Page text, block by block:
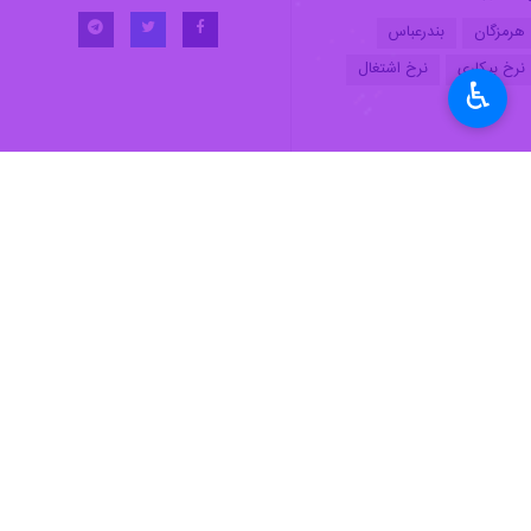
هرمزگان
بندرعباس
نرخ بیکاری
نرخ اشتغال
♿︎